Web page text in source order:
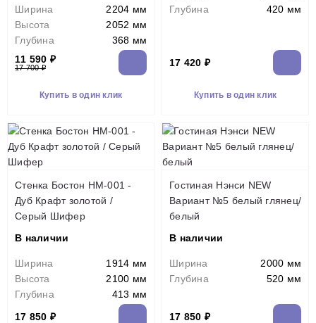
Ширина
2204 мм
Высота
2052 мм
Глубина
368 мм
11 590 ₽
17 700 ₽
Купить в один клик
Глубина
420 мм
17 420 ₽
Купить в один клик
Стенка Бостон НМ-001 -
Дуб Крафт золотой /
Серый Шифер
В наличии
Ширина
1914 мм
Высота
2100 мм
Глубина
413 мм
17 850 ₽
Гостиная Нэнси NEW
Вариант №5 белый глянец/
белый
В наличии
Ширина
2000 мм
Глубина
520 мм
17 850 ₽